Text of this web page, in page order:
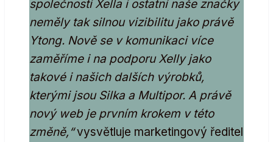
společnosti Xella i ostatní naše značky
neměly tak silnou vizibilitu jako právě
Ytong. Nově se v komunikaci více
zaměříme i na podporu Xelly jako
takové i našich dalších výrobků,
kterými jsou Silka a Multipor. A právě
nový web je prvním krokem v této
změně,“vysvětluje marketingový ředitel